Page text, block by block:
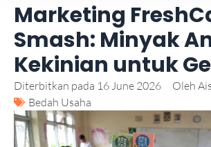
Marketing
Smash: Minyak
Kekinian untuk
Diterbitkan pada 16 June 2026 Oleh
Bedah Usaha